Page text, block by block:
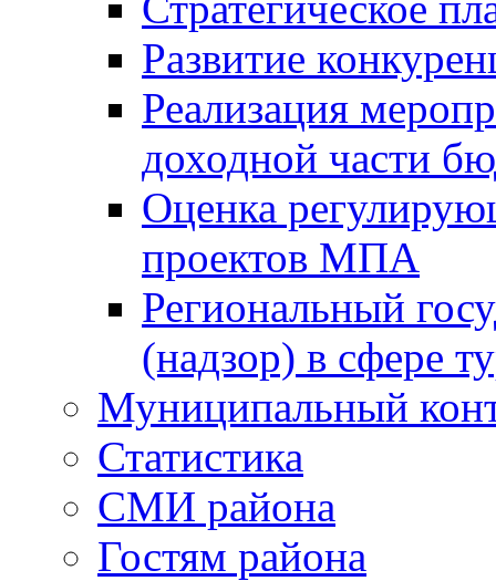
Развитие
Реализация
доходной части
Оценка
проектов МПА
Региональный
(надзор) в сфере
Муниципальный
Статистика
СМИ района
Гостям района